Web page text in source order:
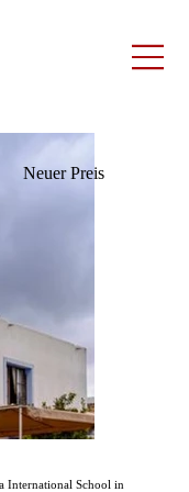
Neuer Preis
International School in